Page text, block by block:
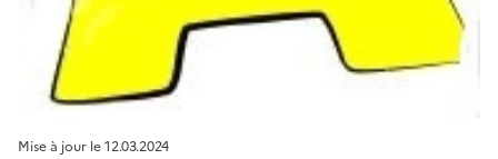
Mise à jour le12.03.2024